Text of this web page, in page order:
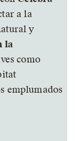
a la
y
la
como
emplumados